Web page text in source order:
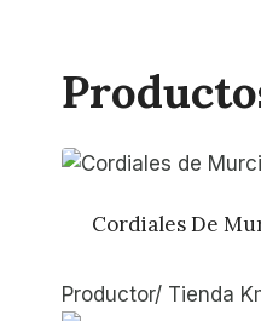
Cordiales De
Productor/ Tienda